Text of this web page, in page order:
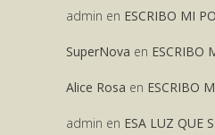
admin en ESCRIBO MI
SuperNova en ESCRIBO
Alice Rosa en ESCRIBO
admin en ESA LUZ QUE